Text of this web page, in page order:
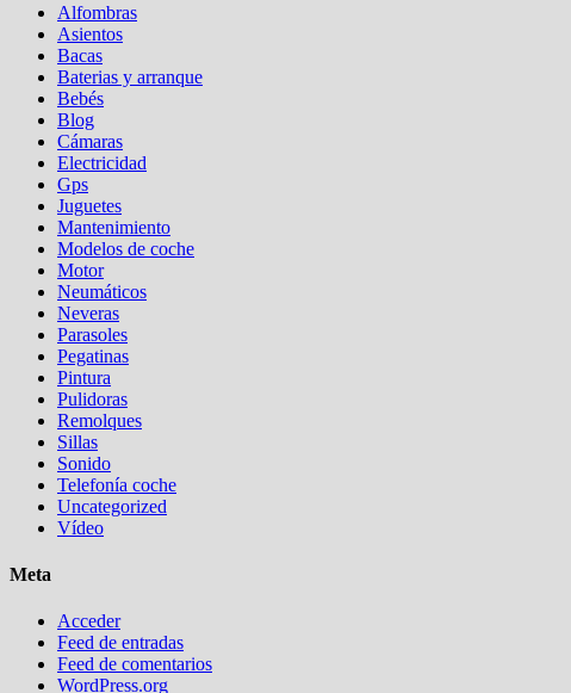
Alfombras
Asientos
Bacas
Baterias y arranque
Bebés
Blog
Cámaras
Electricidad
Gps
Juguetes
Mantenimiento
Modelos de coche
Motor
Neumáticos
Neveras
Parasoles
Pegatinas
Pintura
Pulidoras
Remolques
Sillas
Sonido
Telefonía coche
Uncategorized
Vídeo
Meta
Acceder
Feed de entradas
Feed de comentarios
WordPress.org